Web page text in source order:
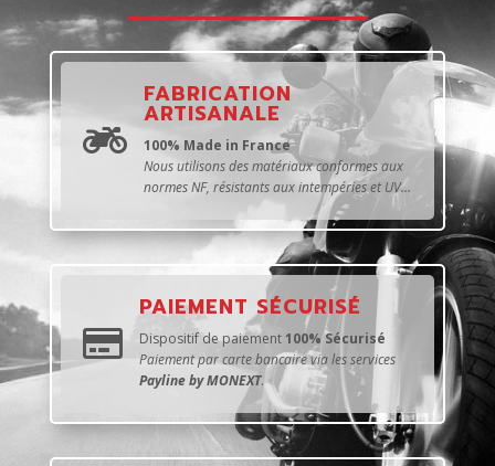

FABRICATION
ARTISANALE
100% Made in France
Nous utilisons des matériaux conformes aux
normes NF, résistants aux intempéries et UV...

PAIEMENT SÉCURISÉ
Dispositif de paiement100% Sécurisé
Paiement par carte bancaire via les services
Payline by MONEXT.